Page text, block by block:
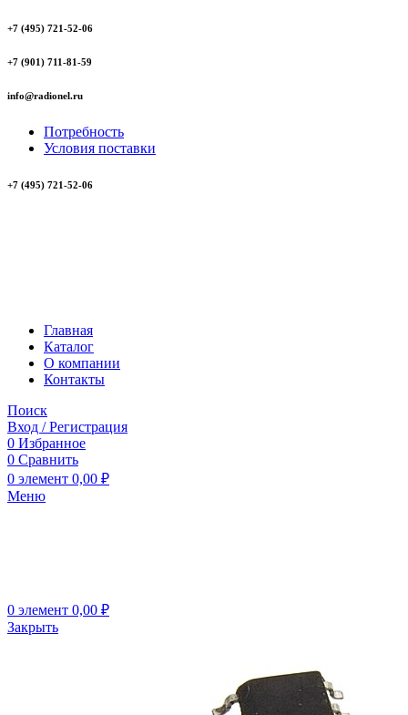
+7 (495) 721-52-06
+7 (901) 711-81-59
info@radionel.ru
Потребность
Условия поставки
+7 (495) 721-52-06
Главная
Каталог
О компании
Контакты
Поиск
Вход / Регистрация
0 Избранное
0 Сравнить
0 элемент 0,00 ₽
Меню
0 элемент 0,00 ₽
Закрыть